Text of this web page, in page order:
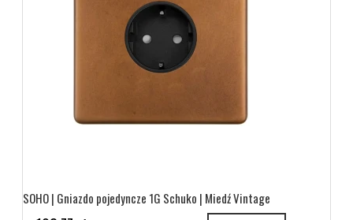
SOHO | Gniazdo pojedyncze 1G Schuko | Miedź Vintage